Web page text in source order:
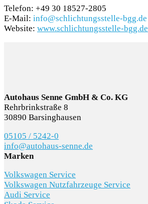
Telefon: +49 30 18527-2805
E-Mail: info@schlichtungsstelle-bgg.de
Website: www.schlichtungsstelle-bgg.de
Autohaus Senne GmbH & Co. KG
Rehrbrinkstraße 8
30890 Barsinghausen
05105 / 5242-0
info@autohaus-senne.de
Marken
Volkswagen Service
Volkswagen Nutzfahrzeuge Service
Audi Service